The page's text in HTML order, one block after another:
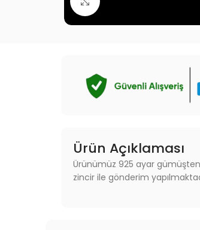
Ürün Açıklaması
Ürünümüz 925 ayar gümüşten
zincir ile gönderim